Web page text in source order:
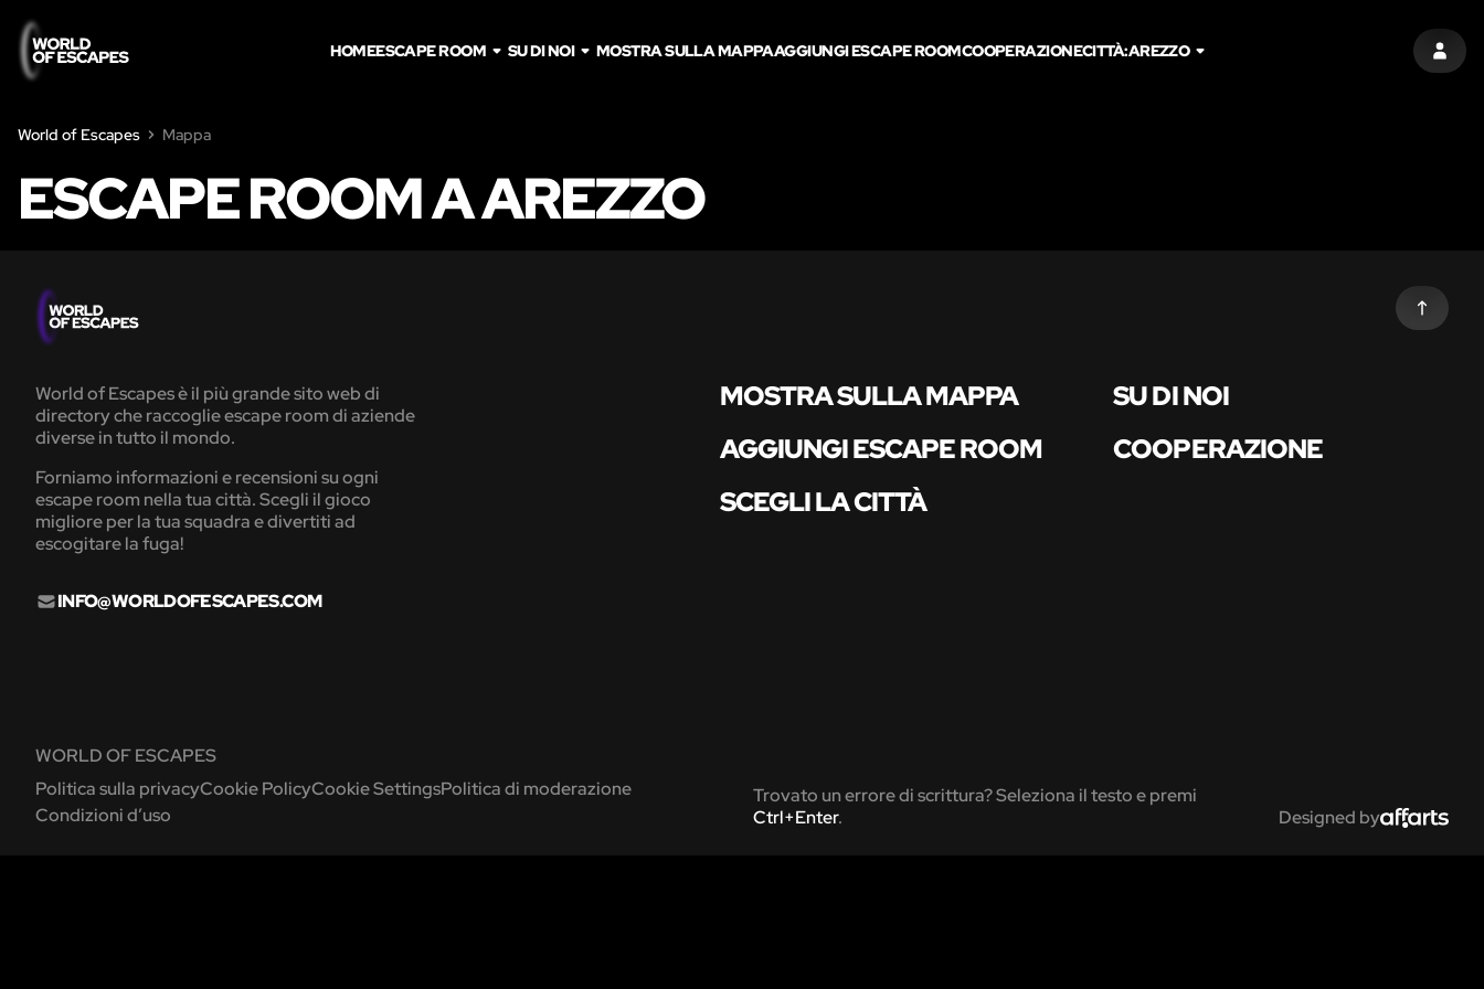
HOMEESCAPE ROOM SU DI NOI MOSTRA SULLA MAPPAAGGIUNGI ESCAPE ROOMCOOPERAZIONECITTÀ:AREZZO
World of Escapes Mappa
ESCAPE ROOM A AREZZO
World of Escapes è il più grande sito web di
directory che raccoglie escape room di aziende
diverse in tutto il mondo.
Forniamo informazioni e recensioni su ogni
escape room nella tua città. Scegli il gioco
migliore per la tua squadra e divertiti ad
escogitare la fuga!
INFO@WORLDOFESCAPES.COM
MOSTRA SULLA MAPPA
SU DI NOI
AGGIUNGI ESCAPE ROOM
COOPERAZIONE
SCEGLI LA CITTÀ
Trovato un errore di scrittura? Seleziona il testo e premi
Ctrl+Enter.
WORLD OF ESCAPES
Politica sulla privacyCookie PolicyCookie SettingsPolitica di moderazione
Condizioni d’uso
Designed by